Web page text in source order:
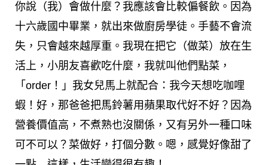
你說（我）會做什麼？我應該會比較偏餐飲。因為
十六歲國中畢業，就出來做廚房學徒。手藝不會流
失，只會越來越厚重。我現在把它（做菜）放在生
活上，小朋友喜歡吃什麼，我就叫他們點菜，
「order！」我女兒馬上就配合：我今天想吃咖哩
蝦！好，那爸爸把馬鈴薯用蘋果取代好不好？因為
營養價值高，不煮熟也沒關係，又有另外一種口味
可不可以？菜做好，打個分數。嗯，感覺好像甜了